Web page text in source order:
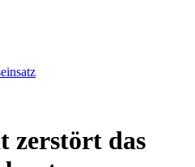
zerstört das